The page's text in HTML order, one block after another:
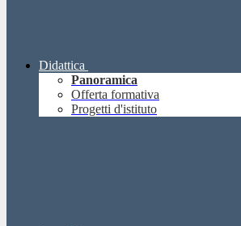
Didattica
Panoramica
Offerta formativa
Progetti d'istituto